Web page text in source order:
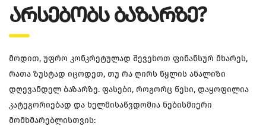
ᲐᲠᲡᲔᲑᲝᲑᲡ ᲑᲐᲖᲐᲠᲖᲔ?
მოდით, უფრო კონკრეტულად შევეხოთ ფინანსურ მხარეს,
რათა ზუსტად იცოდეთ, თუ რა ღირს წყლის ანალიზი
დღევანდელ ბაზარზე. ფასები, როგორც წესი, დაყოფილია
კატეგორიებად და ხელმისაწვდომია ნებისმიერი
მომხმარებლისთვის: